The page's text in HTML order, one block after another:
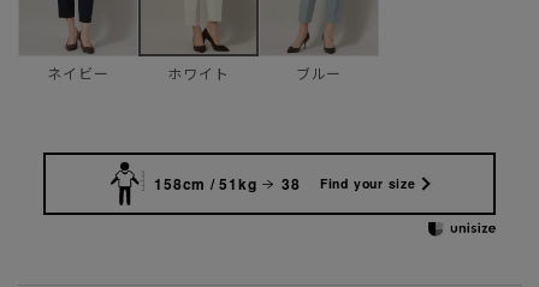
ネイビー ホワイト ブルー
158cm / 51kg 38 Find your size